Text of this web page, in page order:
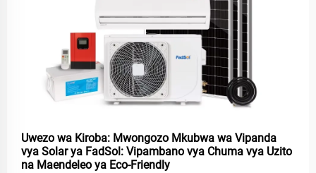
Uwezo wa Kiroba: Mwongozo Mkubwa wa Vipanda
vya Solar ya FadSol: Vipambano vya Chuma vya Uzito
na Maendeleo ya Eco-Friendly